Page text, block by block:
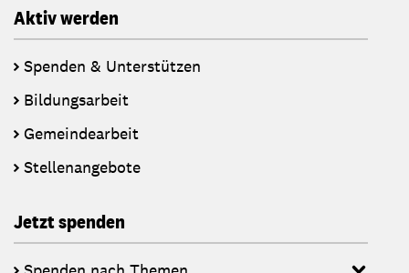
Aktiv werden
Spenden & Unterstützen
Bildungsarbeit
Gemeindearbeit
Stellenangebote
Jetzt spenden